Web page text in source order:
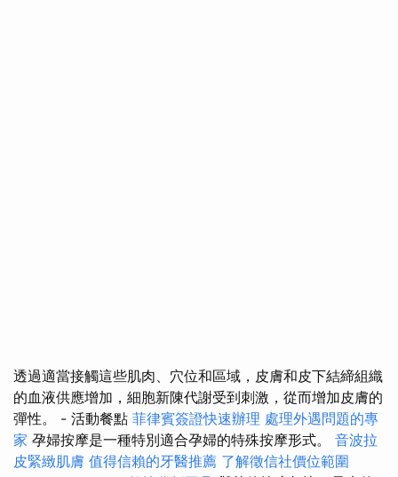
透過適當接觸這些肌肉、穴位和區域，皮膚和皮下結締組織
的血液供應增加，細胞新陳代謝受到刺激，從而增加皮膚的
彈性。 - 活動餐點 菲律賓簽證快速辦理 處理外遇問題的專
家 孕婦按摩是一種特別適合孕婦的特殊按摩形式。 音波拉
皮緊緻肌膚 值得信賴的牙醫推薦 了解徵信社價位範圍